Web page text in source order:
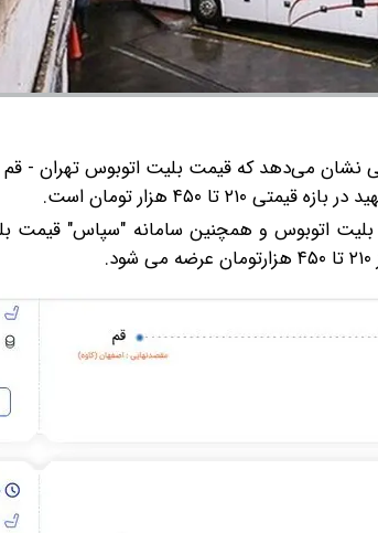
نشان می‌دهد که قیمت بلیت اتوبوس تهران - قم
۴۵۰ هزار تومان است.